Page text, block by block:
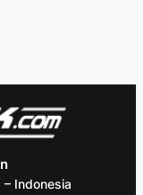
Indonesia